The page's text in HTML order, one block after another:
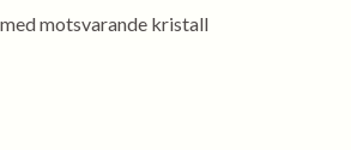
motsvarande kristall